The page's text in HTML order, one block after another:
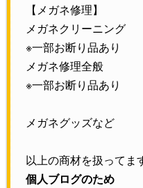
【メガネ修理】
メガネクリーニング
※一部お断り品あり
メガネ修理全般
※一部お断り品あり
メガネグッズなど
以上の商材を扱ってま
個人ブログのため